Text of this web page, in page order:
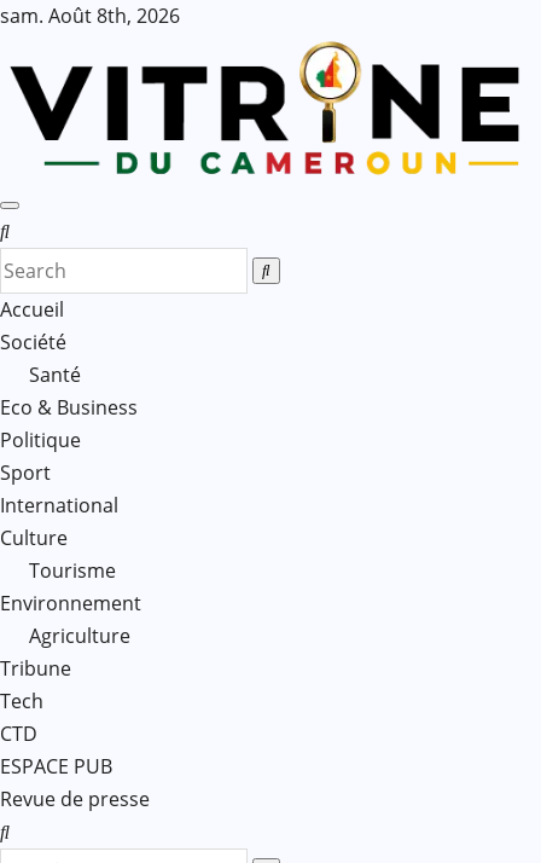
Skip
content
sam. Août 8th, 2026
Accueil
Société
Santé
Eco & Business
Politique
Sport
International
Culture
Tourisme
Environnement
Agriculture
Tribune
Tech
CTD
ESPACE PUB
Revue de presse